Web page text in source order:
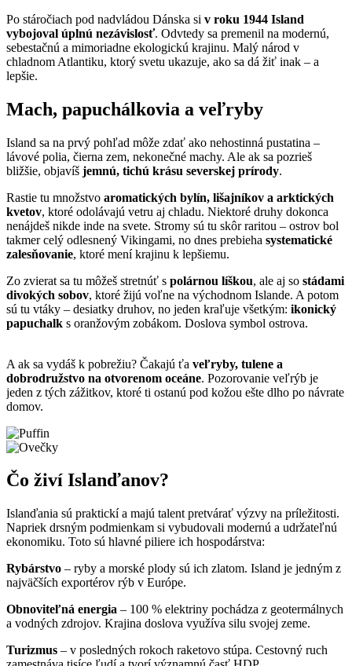
Po stáročiach pod nadvládou Dánska si v roku 1944 Island
vybojoval úplnú nezávislosť. Odvtedy sa premenil na modernú,
sebestačnú a mimoriadne ekologickú krajinu. Malý národ v
chladnom Atlantiku, ktorý svetu ukazuje, ako sa dá žiť inak – a
lepšie.
Mach, papuchálkovia a veľryby
Island sa na prvý pohľad môže zdať ako nehostinná pustatina –
lávové polia, čierna zem, nekonečné machy. Ale ak sa pozrieš
bližšie, objavíš jemnú, tichú krásu severskej prírody.
Rastie tu množstvo aromatických bylín, lišajníkov a arktických
kvetov, ktoré odolávajú vetru aj chladu. Niektoré druhy dokonca
nenájdeš nikde inde na svete. Stromy sú tu skôr raritou – ostrov bol
takmer celý odlesnený Vikingami, no dnes prebieha systematické
zalesňovanie, ktoré mení krajinu k lepšiemu.
Zo zvierat sa tu môžeš stretnúť s polárnou líškou, ale aj so stádami
divokých sobov, ktoré žijú voľne na východnom Islande. A potom
sú tu vtáky – desiatky druhov, no jeden kraľuje všetkým: ikonický
papuchalk s oranžovým zobákom. Doslova symbol ostrova.
A ak sa vydáš k pobrežiu? Čakajú ťa veľryby, tulene a
dobrodružstvo na otvorenom oceáne. Pozorovanie veľrýb je
jeden z tých zážitkov, ktoré ti ostanú pod kožou ešte dlho po návrate
domov.
Čo živí Islanďanov?
Islanďania sú praktickí a majú talent pretvárať výzvy na príležitosti.
Napriek drsným podmienkam si vybudovali modernú a udržateľnú
ekonomiku. Toto sú hlavné piliere ich hospodárstva:
Rybárstvo – ryby a morské plody sú ich zlatom. Island je jedným z
najväčších exportérov rýb v Európe.
Obnoviteľná energia – 100 % elektriny pochádza z geotermálnych
a vodných zdrojov. Krajina doslova využíva silu svojej zeme.
Turizmus – v posledných rokoch raketovo stúpa. Cestovný ruch